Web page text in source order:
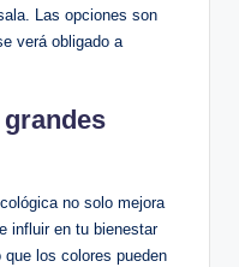
Las opciones son
verá obligado a
no solo mejora
influir en tu bienestar
los colores pueden